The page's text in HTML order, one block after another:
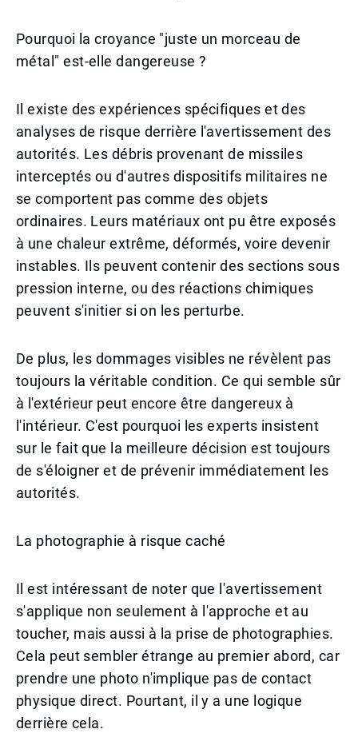
Pourquoi la croyance "juste un morceau de
métal" est-elle dangereuse ?
Il existe des expériences spécifiques et des
analyses de risque derrière l'avertissement des
autorités. Les débris provenant de missiles
interceptés ou d'autres dispositifs militaires ne
se comportent pas comme des objets
ordinaires. Leurs matériaux ont pu être exposés
à une chaleur extrême, déformés, voire devenir
instables. Ils peuvent contenir des sections sous
pression interne, ou des réactions chimiques
peuvent s'initier si on les perturbe.
De plus, les dommages visibles ne révèlent pas
toujours la véritable condition. Ce qui semble sûr
à l'extérieur peut encore être dangereux à
l'intérieur. C'est pourquoi les experts insistent
sur le fait que la meilleure décision est toujours
de s'éloigner et de prévenir immédiatement les
autorités.
La photographie à risque caché
Il est intéressant de noter que l'avertissement
s'applique non seulement à l'approche et au
toucher, mais aussi à la prise de photographies.
Cela peut sembler étrange au premier abord, car
prendre une photo n'implique pas de contact
physique direct. Pourtant, il y a une logique
derrière cela.